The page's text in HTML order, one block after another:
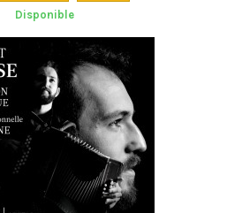
Disponible